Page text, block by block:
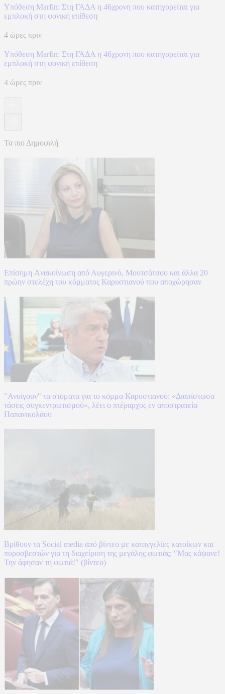
Υπόθεση Marfin: Στη ΓΑΔΑ η 46χρονη που κατηγορείται για
εμπλοκή στη φονική επίθεση
4 ώρες πριν
Υπόθεση Marfin: Στη ΓΑΔΑ η 46χρονη που κατηγορείται για
εμπλοκή στη φονική επίθεση
4 ώρες πριν
Τα πιο Δημοφιλή
Επίσημη Aνακοίνωση από Αυγερινό, Μουτσάτσου και άλλα 20
πρώην στελέχη του κόμματος Καρυστιανού που αποχώρησαν
"Ανοίγουν" τα στόματα για το κόμμα Καρυστιανού: «Διαπίστωσα
τάσεις συγκεντρωτισμού», λέει ο πτέραρχος εν αποστρατεία
Παπανικολάου
Βρίθουν τα Social media από βίντεο με καταγγελίες κατοίκων και
πυροσβεστών για τη διαχείριση της μεγάλης φωτιάς: "Μας κάψανε!
Την άφησαν τη φωτιά!" (βίντεο)